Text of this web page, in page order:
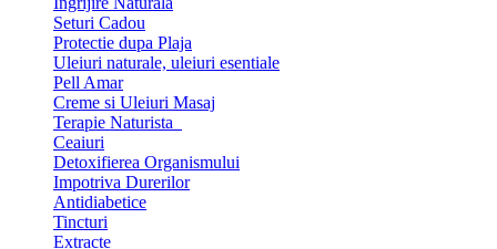
Seturi Cadou
Protectie dupa Plaja
Uleiuri naturale, uleiuri esentiale
Pell Amar
Creme si Uleiuri Masaj
Terapie Naturista
Ceaiuri
Detoxifierea Organismului
Impotriva Durerilor
Antidiabetice
Tincturi
Extracte